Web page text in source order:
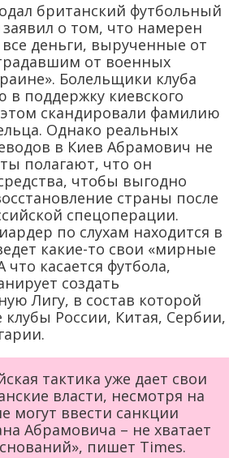
британский футбольный
заявил о том, что намерен
деньги, вырученные от
от военных
Болельщики клуба
в поддержку киевского
скандировали фамилию
Однако реальных
в Киев Абрамович не
полагают, что он
чтобы выгодно
страны после
спецоперации.
по слухам находится в
какие-то свои «мирные
что касается футбола,
создать
Лигу, в состав которой
клубы России, Китая, Сербии,
тактика уже дает свои
власти, несмотря на
могут ввести санкции
Абрамовича – не хватает
пишет Times.